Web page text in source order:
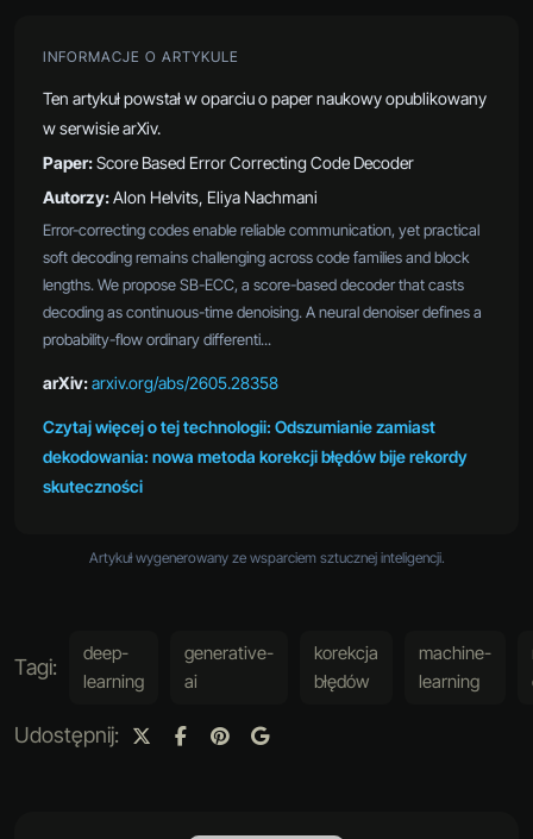
INFORMACJE O ARTYKULE
Ten artykuł powstał w oparciu o paper naukowy opublikowany
w serwisie arXiv.
Paper:Score Based Error Correcting Code Decoder
Autorzy:Alon Helvits, Eliya Nachmani
Error-correcting codes enable reliable communication, yet practical
soft decoding remains challenging across code families and block
lengths. We propose SB-ECC, a score-based decoder that casts
decoding as continuous-time denoising. A neural denoiser defines a
probability-flow ordinary differenti...
arXiv:arxiv.org/abs/2605.28358
Czytaj więcej o tej technologii: Odszumianie zamiast
dekodowania: nowa metoda korekcji błędów bije rekordy
skuteczności
Artykuł wygenerowany ze wsparciem sztucznej inteligencji.
Tagi:
deep-
learning
generative-
ai
korekcja
błędów
machine-
learning
Udostępnij: